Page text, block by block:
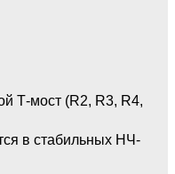
Т-мост (R2, R3, R4,
в стабильных НЧ-